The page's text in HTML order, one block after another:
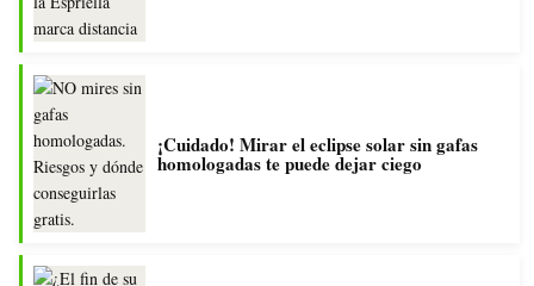
¡Cuidado! Mirar el eclipse solar sin gafas
homologadas te puede dejar ciego